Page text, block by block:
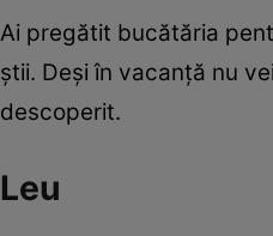
Ai pregătit bucătăria
ştii. Deşi în vacanţă nu
descoperit.
Leu